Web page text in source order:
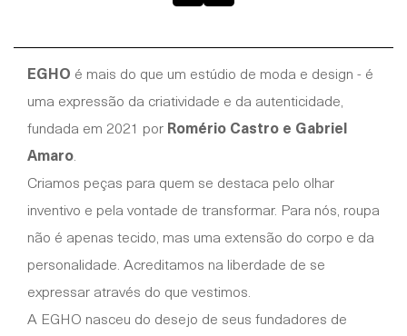
EGHO é mais do que um estúdio de moda e design - é
uma expressão da criatividade e da autenticidade,
fundada em 2021 por Romério Castro e Gabriel
Amaro.
Criamos peças para quem se destaca pelo olhar
inventivo e pela vontade de transformar. Para nós, roupa
não é apenas tecido, mas uma extensão do corpo e da
personalidade. Acreditamos na liberdade de se
expressar através do que vestimos.
A EGHO nasceu do desejo de seus fundadores de